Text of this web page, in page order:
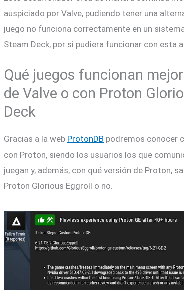
auspiciado por Valve, pudiendo tener una
juego no funciona correctamente en un
Steam Deck, por si pudiera funcionar con esta
Qué juegos funcionan
de Valve o con Proton
Deck
Gracias a la web ProtonDB podremos conocer
con Proton, siendo los usuarios los que
juegan y, además, con qué versión de Proton,
Proton Glorious Eggroll o no.